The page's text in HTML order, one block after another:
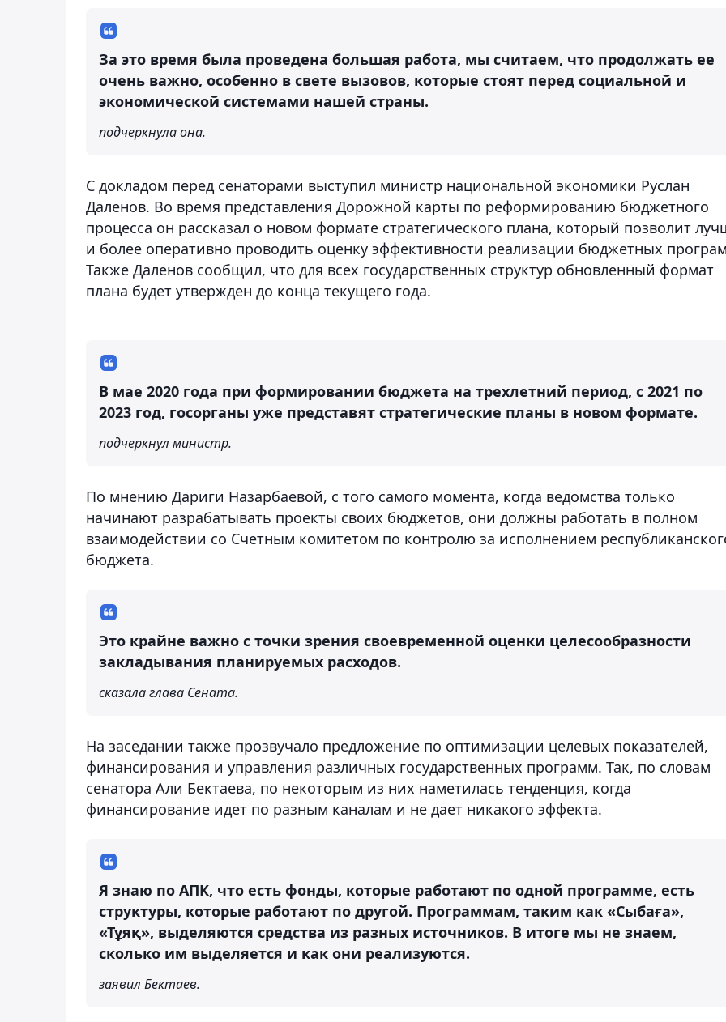
За это время была проведена большая работа, мы считаем, что продолжать ее
очень важно, особенно в свете вызовов, которые стоят перед социальной и
экономической системами нашей страны.
подчеркнула она.
С докладом перед сенаторами выступил министр национальной экономики Руслан
Даленов. Во время представления Дорожной карты по реформированию бюджетного
процесса он рассказал о новом формате стратегического плана, который позволит
и более оперативно проводить оценку эффективности реализации бюджетных
Также Даленов сообщил, что для всех государственных структур обновленный формат
плана будет утвержден до конца текущего года.
В мае 2020 года при формировании бюджета на трехлетний период, с 2021 по
2023 год, госорганы уже представят стратегические планы в новом формате.
подчеркнул министр.
По мнению Дариги Назарбаевой, с того самого момента, когда ведомства только
начинают разрабатывать проекты своих бюджетов, они должны работать в полном
взаимодействии со Счетным комитетом по контролю за исполнением
бюджета.
Это крайне важно с точки зрения своевременной оценки целесообразности
закладывания планируемых расходов.
сказала глава Сената.
На заседании также прозвучало предложение по оптимизации целевых показателей,
финансирования и управления различных государственных программ. Так, по словам
сенатора Али Бектаева, по некоторым из них наметилась тенденция, когда
финансирование идет по разным каналам и не дает никакого эффекта.
Я знаю по АПК, что есть фонды, которые работают по одной программе, есть
структуры, которые работают по другой. Программам, таким как «Сыбаға»,
«Тұяқ», выделяются средства из разных источников. В итоге мы не знаем,
сколько им выделяется и как они реализуются.
заявил Бектаев.